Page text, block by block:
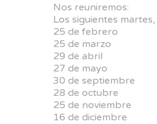
Nos reuniremos:
Los siguientes
25 de febrero
25 de marzo
29 de abril
27 de mayo
30 de septiembre
28 de octubre
25 de noviembre
16 de diciembre